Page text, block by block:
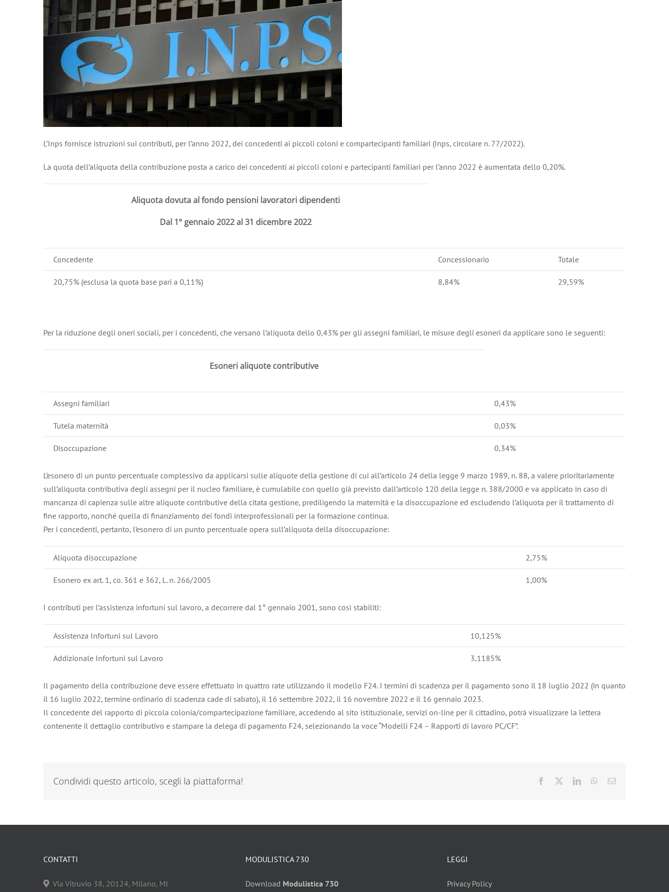
L’Inps fornisce istruzioni sui contributi, per l’anno 2022, dei concedenti ai piccoli coloni e compartecipanti familiari (Inps, circolare n. 77/2022).
La quota dell’aliquota della contribuzione posta a carico dei concedenti ai piccoli coloni e partecipanti familiari per l’anno 2022 è aumentata dello 0,20%.
Aliquota dovuta al fondo pensioni lavoratori dipendenti
Dal 1° gennaio 2022 al 31 dicembre 2022
Concedente Concessionario Totale
20,75% (esclusa la quota base pari a 0,11%) 8,84% 29,59%
Per la riduzione degli oneri sociali, per i concedenti, che versano l’aliquota dello 0,43% per gli assegni familiari, le misure degli esoneri da applicare sono le seguenti:
Esoneri aliquote contributive
Assegni familiari 0,43%
Tutela maternità 0,03%
Disoccupazione 0,34%
L’esonero di un punto percentuale complessivo da applicarsi sulle aliquote della gestione di cui all’articolo 24 della legge 9 marzo 1989, n. 88, a valere prioritariamente
sull’aliquota contributiva degli assegni per il nucleo familiare, è cumulabile con quello già previsto dall’articolo 120 della legge n. 388/2000 e va applicato in caso di
mancanza di capienza sulle altre aliquote contributive della citata gestione, prediligendo la maternità e la disoccupazione ed escludendo l’aliquota per il trattamento di
fine rapporto, nonché quella di finanziamento dei fondi interprofessionali per la formazione continua.
Per i concedenti, pertanto, l’esonero di un punto percentuale opera sull’aliquota della disoccupazione:
Aliquota disoccupazione 2,75%
Esonero ex art. 1, co. 361 e 362, L. n. 266/2005 1,00%
I contributi per l’assistenza infortuni sul lavoro, a decorrere dal 1° gennaio 2001, sono così stabiliti:
Assistenza Infortuni sul Lavoro 10,125%
Addizionale Infortuni sul Lavoro 3,1185%
Il pagamento della contribuzione deve essere effettuato in quattro rate utilizzando il modello F24. I termini di scadenza per il pagamento sono il 18 luglio 2022 (in quanto
il 16 luglio 2022, termine ordinario di scadenza cade di sabato), il 16 settembre 2022, il 16 novembre 2022 e il 16 gennaio 2023.
Il concedente del rapporto di piccola colonia/compartecipazione familiare, accedendo al sito istituzionale, servizi on-line per il cittadino, potrà visualizzare la lettera
contenente il dettaglio contributivo e stampare la delega di pagamento F24, selezionando la voce “Modelli F24 – Rapporti di lavoro PC/CF”.
Condividi questo articolo, scegli la piattaforma! Facebook LinkedInWhatsApp
Email
CONTATTI
Via Vitruvio 38, 20124, Milano, MI
MODULISTICA 730
Download Modulistica 730
LEGGI
Privacy Policy